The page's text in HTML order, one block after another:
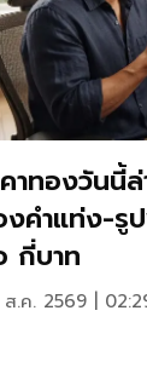
าทองวันนี้
งคำแท่ง-รู
กี่บาท
.ค. 2569 |